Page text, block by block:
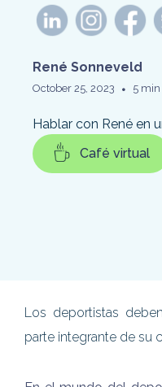
October 25, 2023 • 5
René Sonneveld
Hablar con René en
Café virtual
Los deportistas
parte integrante de su